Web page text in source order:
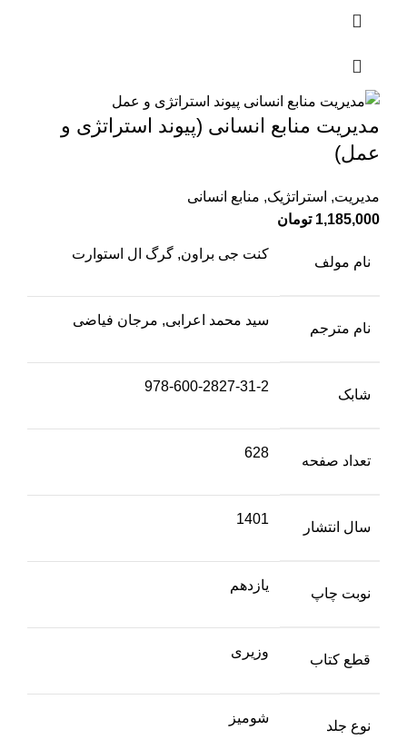
مدیریت منابع انسانی (پیوند استراتژی و
عمل)
مدیریت, استراتژیک, منابع انسانی
1,185,000 تومان
نام مولف
کنت جی براون, گرگ ال استوارت
نام مترجم
سید محمد اعرابی, مرجان فیاضی
شابک
978-600-2827-31-2
تعداد صفحه
628
سال انتشار
1401
نوبت چاپ
یازدهم
قطع کتاب
وزیری
نوع جلد
شومیز